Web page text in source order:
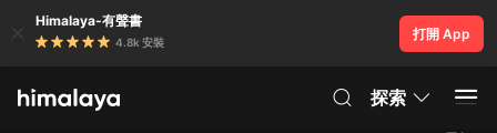
Himalaya-有聲書
4.8k 安裝
打開 App
探索